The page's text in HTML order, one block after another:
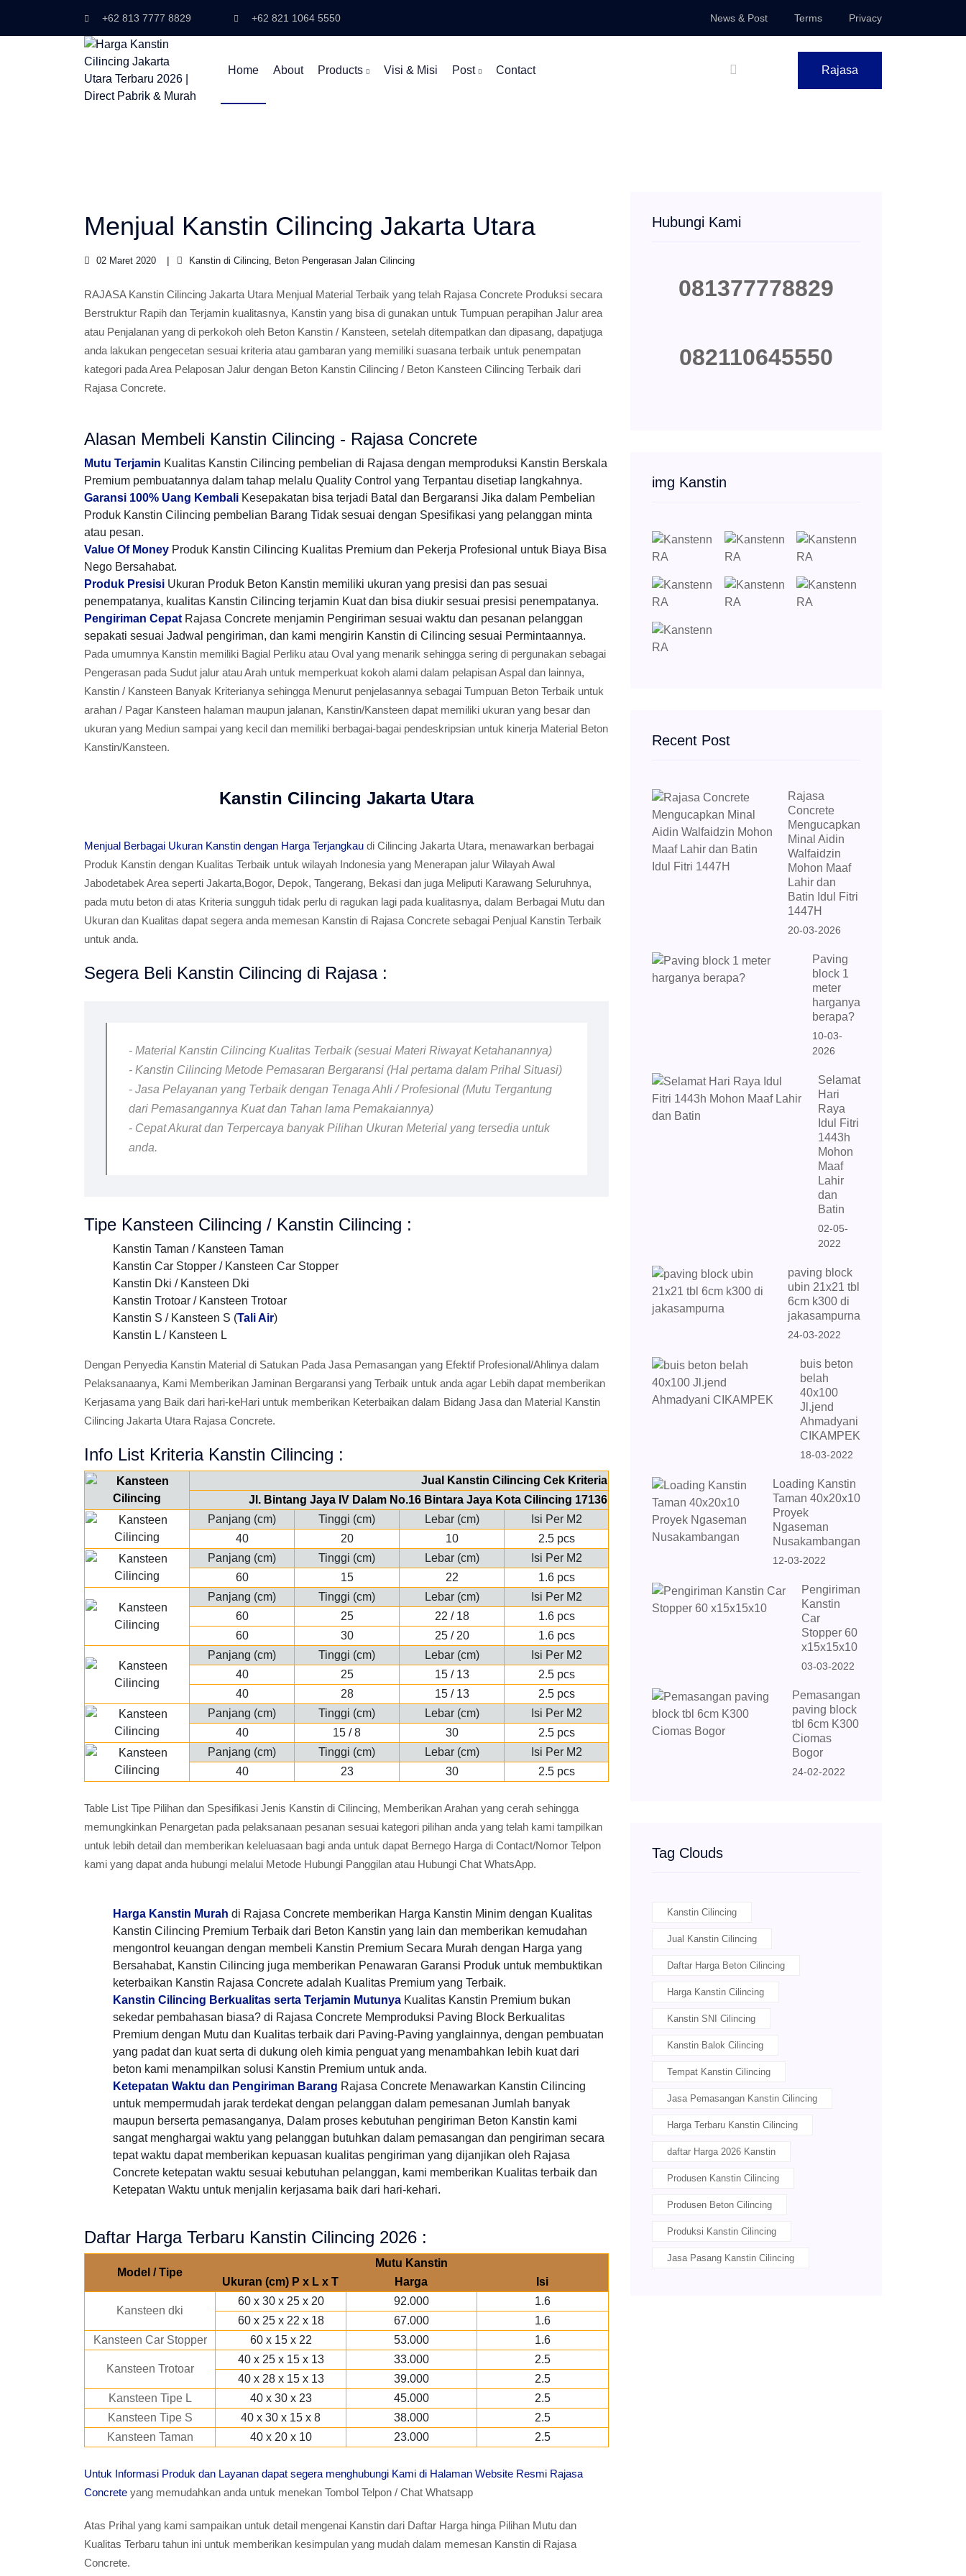
+62 813 7777 8829 +62 821 1064 5550 News & Post Terms Privacy
Home About Products Visi & Misi Post Contact Rajasa
Menjual Kanstin Cilincing Jakarta Utara
02 Maret 2020 Kanstin di Cilincing, Beton Pengerasan Jalan Cilincing
RAJASA Kanstin Cilincing Jakarta Utara Menjual Material Terbaik yang telah Rajasa Concrete Produksi secara
Berstruktur Rapih dan Terjamin kualitasnya, Kanstin yang bisa di gunakan untuk Tumpuan perapihan Jalur area
atau Penjalanan yang di perkokoh oleh Beton Kanstin / Kansteen, setelah ditempatkan dan dipasang, dapatjuga
anda lakukan pengecetan sesuai kriteria atau gambaran yang memiliki suasana terbaik untuk penempatan
kategori pada Area Pelaposan Jalur dengan Beton Kanstin Cilincing / Beton Kansteen Cilincing Terbaik dari
Rajasa Concrete.
Alasan Membeli Kanstin Cilincing - Rajasa Concrete
Mutu Terjamin Kualitas Kanstin Cilincing pembelian di Rajasa dengan memproduksi Kanstin Berskala
Premium pembuatannya dalam tahap melalu Quality Control yang Terpantau disetiap langkahnya.
Garansi 100% Uang Kembali Kesepakatan bisa terjadi Batal dan Bergaransi Jika dalam Pembelian
Produk Kanstin Cilincing pembelian Barang Tidak sesuai dengan Spesifikasi yang pelanggan minta
atau pesan.
Value Of Money Produk Kanstin Cilincing Kualitas Premium dan Pekerja Profesional untuk Biaya Bisa
Nego Bersahabat.
Produk Presisi Ukuran Produk Beton Kanstin memiliki ukuran yang presisi dan pas sesuai
penempatanya, kualitas Kanstin Cilincing terjamin Kuat dan bisa diukir sesuai presisi penempatanya.
Pengiriman Cepat Rajasa Concrete menjamin Pengiriman sesuai waktu dan pesanan pelanggan
sepakati sesuai Jadwal pengiriman, dan kami mengirin Kanstin di Cilincing sesuai Permintaannya.
Pada umumnya Kanstin memiliki Bagial Perliku atau Oval yang menarik sehingga sering di pergunakan sebagai
Pengerasan pada Sudut jalur atau Arah untuk memperkuat kokoh alami dalam pelapisan Aspal dan lainnya,
Kanstin / Kansteen Banyak Kriterianya sehingga Menurut penjelasannya sebagai Tumpuan Beton Terbaik untuk
arahan / Pagar Kansteen halaman maupun jalanan, Kanstin/Kansteen dapat memiliki ukuran yang besar dan
ukuran yang Mediun sampai yang kecil dan memiliki berbagai-bagai pendeskripsian untuk kinerja Material Beton
Kanstin/Kansteen.
Kanstin Cilincing Jakarta Utara
Menjual Berbagai Ukuran Kanstin dengan Harga Terjangkau di Cilincing Jakarta Utara, menawarkan berbagai
Produk Kanstin dengan Kualitas Terbaik untuk wilayah Indonesia yang Menerapan jalur Wilayah Awal
Jabodetabek Area seperti Jakarta,Bogor, Depok, Tangerang, Bekasi dan juga Meliputi Karawang Seluruhnya,
pada mutu beton di atas Kriteria sungguh tidak perlu di ragukan lagi pada kualitasnya, dalam Berbagai Mutu dan
Ukuran dan Kualitas dapat segera anda memesan Kanstin di Rajasa Concrete sebagai Penjual Kanstin Terbaik
untuk anda.
Segera Beli Kanstin Cilincing di Rajasa :
- Material Kanstin Cilincing Kualitas Terbaik (sesuai Materi Riwayat Ketahanannya)
- Kanstin Cilincing Metode Pemasaran Bergaransi (Hal pertama dalam Prihal Situasi)
- Jasa Pelayanan yang Terbaik dengan Tenaga Ahli / Profesional (Mutu Tergantung
dari Pemasangannya Kuat dan Tahan lama Pemakaiannya)
- Cepat Akurat dan Terpercaya banyak Pilihan Ukuran Meterial yang tersedia untuk
anda.
Tipe Kansteen Cilincing / Kanstin Cilincing :
Kanstin Taman / Kansteen Taman
Kanstin Car Stopper / Kansteen Car Stopper
Kanstin Dki / Kansteen Dki
Kanstin Trotoar / Kansteen Trotoar
Kanstin S / Kansteen S (Tali Air)
Kanstin L / Kansteen L
Dengan Penyedia Kanstin Material di Satukan Pada Jasa Pemasangan yang Efektif Profesional/Ahlinya dalam
Pelaksanaanya, Kami Memberikan Jaminan Bergaransi yang Terbaik untuk anda agar Lebih dapat memberikan
Kerjasama yang Baik dari hari-keHari untuk memberikan Keterbaikan dalam Bidang Jasa dan Material Kanstin
Cilincing Jakarta Utara Rajasa Concrete.
Info List Kriteria Kanstin Cilincing :
Jual Kanstin Cilincing Cek Kriteria
Jl. Bintang Jaya IV Dalam No.16 Bintara Jaya Kota Cilincing 17136
Panjang (cm)
Tinggi (cm) Lebar (cm)
Isi Per M2
40
20 10
2.5 pcs
Panjang (cm)
Tinggi (cm) Lebar (cm)
Isi Per M2
60
15 22
1.6 pcs
Panjang (cm)
Tinggi (cm) Lebar (cm)
Isi Per M2
60
25 22 / 18
1.6 pcs
60
30 25 / 20
1.6 pcs
Panjang (cm)
Tinggi (cm) Lebar (cm)
Isi Per M2
40
25 15 / 13
2.5 pcs
40
28 15 / 13
2.5 pcs
Panjang (cm)
Tinggi (cm) Lebar (cm)
Isi Per M2
40
15 / 8 30
2.5 pcs
Panjang (cm)
Tinggi (cm) Lebar (cm)
Isi Per M2
40
23 30 2.5 pcs
Table List Tipe Pilihan dan Spesifikasi Jenis Kanstin di Cilincing, Memberikan Arahan yang cerah sehingga
memungkinkan Penargetan pada pelaksanaan pesanan sesuai kategori pilihan anda yang telah kami tampilkan
untuk lebih detail dan memberikan keleluasaan bagi anda untuk dapat Bernego Harga di Contact/Nomor Telpon
kami yang dapat anda hubungi melalui Metode Hubungi Panggilan atau Hubungi Chat WhatsApp.
Harga Kanstin Murah di Rajasa Concrete memberikan Harga Kanstin Minim dengan Kualitas
Kanstin Cilincing Premium Terbaik dari Beton Kanstin yang lain dan memberikan kemudahan
mengontrol keuangan dengan membeli Kanstin Premium Secara Murah dengan Harga yang
Bersahabat, Kanstin Cilincing juga memberikan Penawaran Garansi Produk untuk membuktikan
keterbaikan Kanstin Rajasa Concrete adalah Kualitas Premium yang Terbaik.
Kanstin Cilincing Berkualitas serta Terjamin Mutunya Kualitas Kanstin Premium bukan
sekedar pembahasan biasa? di Rajasa Concrete Memproduksi Paving Block Berkualitas
Premium dengan Mutu dan Kualitas terbaik dari Paving-Paving yanglainnya, dengan pembuatan
yang padat dan kuat serta di dukung oleh kimia penguat yang menambahkan lebih kuat dari
beton kami menampilkan solusi Kanstin Premium untuk anda.
Ketepatan Waktu dan Pengiriman Barang Rajasa Concrete Menawarkan Kanstin Cilincing
untuk mempermudah jarak terdekat dengan pelanggan dalam pemesanan Jumlah banyak
maupun berserta pemasanganya, Dalam proses kebutuhan pengiriman Beton Kanstin kami
sangat menghargai waktu yang pelanggan butuhkan dalam pemasangan dan pengiriman secara
tepat waktu dapat memberikan kepuasan kualitas pengiriman yang dijanjikan oleh Rajasa
Concrete ketepatan waktu sesuai kebutuhan pelanggan, kami memberikan Kualitas terbaik dan
Ketepatan Waktu untuk menjalin kerjasama baik dari hari-kehari.
Daftar Harga Terbaru Kanstin Cilincing 2026 :
Model / Tipe
Mutu Kanstin
Ukuran (cm) P x L x T
Harga Isi
Kansteen dki
60 x 30 x 25 x 20 92.000
1.6
60 x 25 x 22 x 18
67.000
1.6
Kansteen Car Stopper
60 x 15 x 22 53.000 1.6
Kansteen Trotoar
40 x 25 x 15 x 13 33.000
2.5
40 x 28 x 15 x 13
39.000
2.5
Kansteen Tipe L
40 x 30 x 23 45.000
2.5
Kansteen Tipe S
40 x 30 x 15 x 8 38.000
2.5
Kansteen Taman
40 x 20 x 10 23.000 2.5
Untuk Informasi Produk dan Layanan dapat segera menghubungi Kami di Halaman Website Resmi Rajasa
Concrete yang memudahkan anda untuk menekan Tombol Telpon / Chat Whatsapp
Atas Prihal yang kami sampaikan untuk detail mengenai Kanstin dari Daftar Harga hinga Pilihan Mutu dan
Kualitas Terbaru tahun ini untuk memberikan kesimpulan yang mudah dalam memesan Kanstin di Rajasa
Concrete.
Hubungi Kami
081377778829
082110645550
img Kanstin
Recent Post
Rajasa
Concrete
Mengucapkan
Minal Aidin
Walfaidzin
Mohon Maaf
Lahir dan
Batin Idul Fitri
1447H
20-03-2026
Paving
block 1
meter
harganya
berapa?
10-03-
2026
Selamat
Hari
Raya
Idul Fitri
1443h
Mohon
Maaf
Lahir
dan
Batin
02-05-
2022
paving block
ubin 21x21 tbl
6cm k300 di
jakasampurna
24-03-2022
buis beton
belah
40x100
Jl.jend
Ahmadyani
CIKAMPEK
18-03-2022
Loading Kanstin
Taman 40x20x10
Proyek
Ngaseman
Nusakambangan
12-03-2022
Pengiriman
Kanstin
Car
Stopper 60
x15x15x10
03-03-2022
Pemasangan
paving block
tbl 6cm K300
Ciomas
Bogor
24-02-2022
Tag Clouds
Kanstin Cilincing
Jual Kanstin Cilincing
Daftar Harga Beton Cilincing
Harga Kanstin Cilincing
Kanstin SNI Cilincing
Kanstin Balok Cilincing
Tempat Kanstin Cilincing
Jasa Pemasangan Kanstin Cilincing
Harga Terbaru Kanstin Cilincing
daftar Harga 2026 Kanstin
Produsen Kanstin Cilincing
Produsen Beton Cilincing
Produksi Kanstin Cilincing
Jasa Pasang Kanstin Cilincing